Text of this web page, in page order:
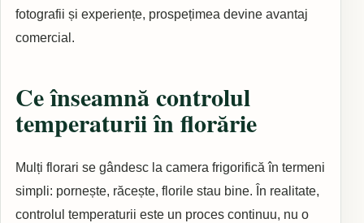
fotografii și experiențe, prospețimea devine avantaj
comercial.
Ce înseamnă controlul
temperaturii în florărie
Mulți florari se gândesc la camera frigorifică în termeni
simpli: pornește, răcește, florile stau bine. În realitate,
controlul temperaturii este un proces continuu, nu o